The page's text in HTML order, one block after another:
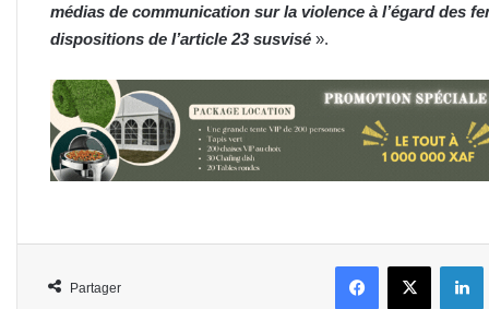
médias de communication sur la violence à l’égard des
dispositions de l’article 23 susvisé ».
Partager
FacebookX